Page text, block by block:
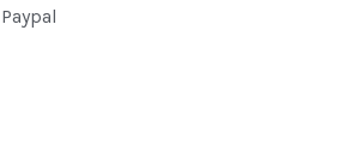
Paypal